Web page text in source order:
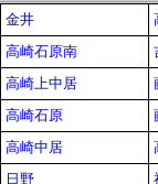
金井
高崎石原南
高崎上中居
高崎石原
高崎中居
日野